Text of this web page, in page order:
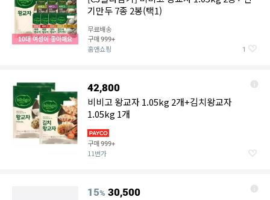
10대 여성이 좋아해요
기만두 7종 2봉(택1)
무료배송
구매999+
홈앤쇼핑 1
42,800
비비고 왕교자 1.05kg 2개+김치왕교자
1.05kg 1개
구매999+
11번가
15% 30,500